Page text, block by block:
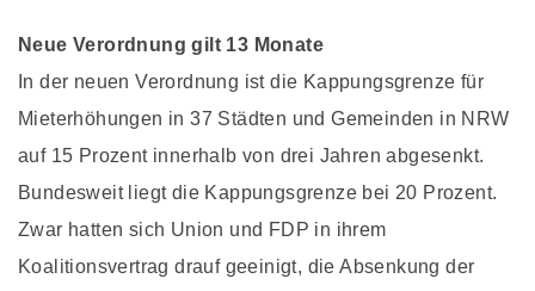
Neue Verordnung gilt 13 Monate
In der neuen Verordnung ist die Kappungsgrenze für
Mieterhöhungen in 37 Städten und Gemeinden in NRW
auf 15 Prozent innerhalb von drei Jahren abgesenkt.
Bundesweit liegt die Kappungsgrenze bei 20 Prozent.
Zwar hatten sich Union und FDP in ihrem
Koalitionsvertrag drauf geeinigt, die Absenkung der